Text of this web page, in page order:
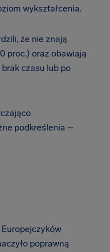
wykształcenia.
że nie znają
proc.) oraz obawiają
czasu lub po
podkreślenia –
poprawną